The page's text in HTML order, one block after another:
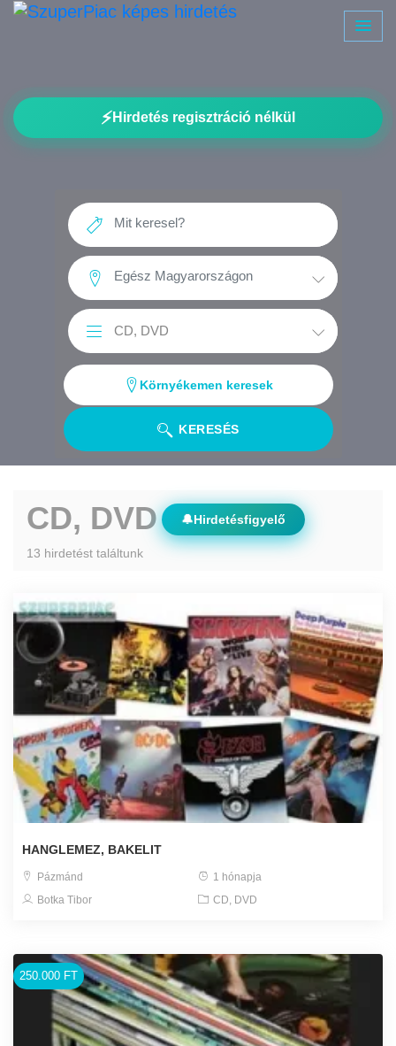
⚡Hirdetés regisztráció nélkül
KERESÉS
Környékemen keresek
CD, DVD
13 hirdetést találtunk
🔔Hirdetésfigyelő
HANGLEMEZ, BAKELIT
Pázmánd
1 hónapja
Botka Tibor
CD, DVD
250.000 FT